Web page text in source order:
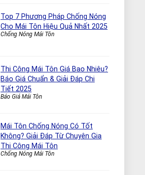
Top 7 Phương Pháp Chống Nóng
Cho Mái Tôn Hiệu Quả Nhất 2025
Chống Nóng Mái Tôn
Thi Công Mái Tôn Giá Bao Nhiêu?
Báo Giá Chuẩn & Giải Đáp Chi
Tiết 2025
Báo Giá Mái Tôn
Mái Tôn Chống Nóng Có Tốt
Không? Giải Đáp Từ Chuyên Gia
Thi Công Mái Tôn
Chống Nóng Mái Tôn